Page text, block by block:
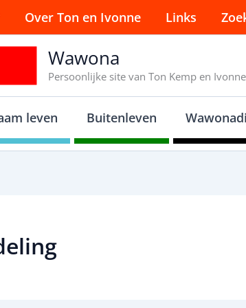
Over Ton en Ivonne Links
Wawona
Persoonlijke site van Ton Kemp en
leven Buitenleven